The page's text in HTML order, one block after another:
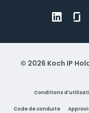
© 2026 Koch IP
Conditions
Code de conduite